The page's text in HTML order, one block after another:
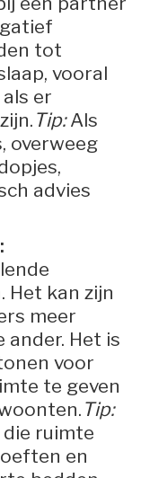
tot
vooral
er
Tip:Als
overweeg
advies
Het kan zijn
meer
ander. Het is
voor
te geven
Tip:
ruimte
en